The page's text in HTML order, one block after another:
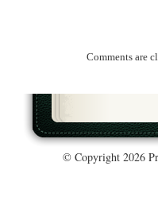
Comments are
© Copyright 2026